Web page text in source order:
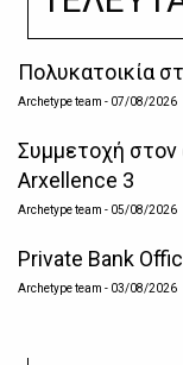
Πολυκατοικία
Archetype team - 07/08/2026
Συμμετοχή στον
Arxellence 3
Archetype team - 05/08/2026
Private Bank
Archetype team - 03/08/2026